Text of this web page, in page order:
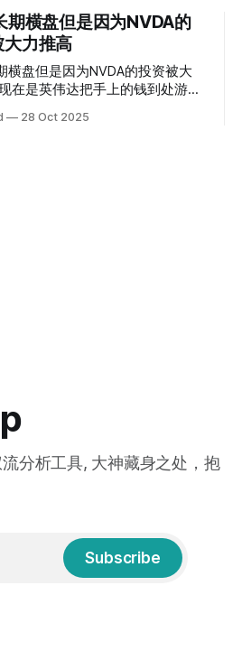
期横盘但是因为NVDA的
大力推高
横盘但是因为NVDA的投资被大
28 Oct 2025
分析工具, 大神藏身之处，抱
Subscribe